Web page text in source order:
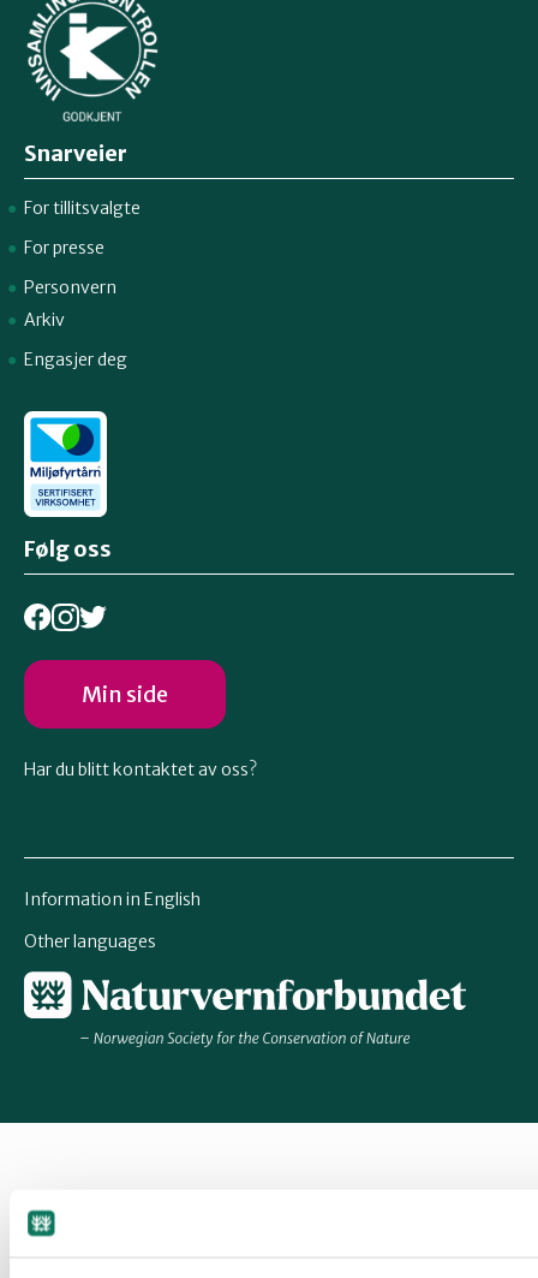
Snarveier
For tillitsvalgte
For presse
Personvern
Arkiv
Engasjer deg
Følg oss
Min side
Har du blitt kontaktet av oss?
Information in English
Other languages